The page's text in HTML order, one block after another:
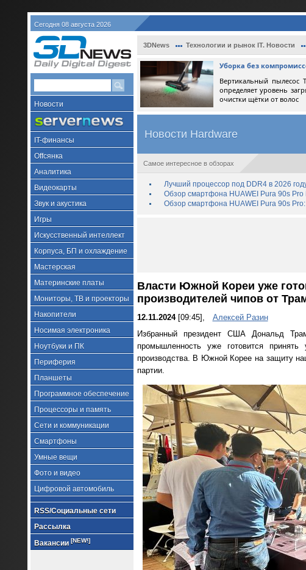
Сегодня 08 августа 2026
Новости
IT-финансы
Offсянка
Аналитика
Видеокарты
Звук и акустика
Игры
Искусственный интеллект
Корпуса, БП и охлаждение
Мастерская
Материнские платы
Мониторы, ТВ и проекторы
Накопители
Носимая электроника
Ноутбуки и ПК
Периферия
Планшеты
Программное обеспечение
Процессоры и память
Сети и коммуникации
Смартфоны
Умные вещи
Фото и видео
Цифровой автомобиль
RSS/Социальные сети
Рассылка
Вакансии [NEW!]
3DNews Технологии и рынок IT. Новости
Уборка без
Вертикальный
определяет уровень
очистки щётки от волос
Новости Hardware
Самое интересное в обзорах
Лучший процессор под DDR4 в 2026
Обзор смартфона HUAWEI Pura 90s Pro
Обзор смартфона HUAWEI Pura 90s
Власти Южной Кореи уже
производителей чипов от
12.11.2024[09:45],
Алексей Разин
Избранный президент США Дональд
промышленность уже готовится
производства. В Южной Корее на защиту
партии.